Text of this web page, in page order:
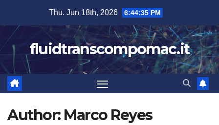
content
Thu. Jun 18th, 2026 6:44:36 PM
fluidtranscompomac.it
Author: Marco Reyes